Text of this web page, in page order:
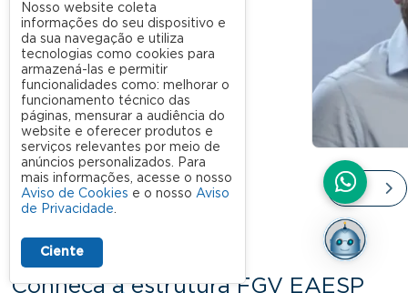
Conheça a estrutura FGV EAESP
Nosso website coleta
informações do seu dispositivo e
da sua navegação e utiliza
tecnologias como cookies para
armazená-las e permitir
funcionalidades como: melhorar o
funcionamento técnico das
páginas, mensurar a audiência do
website e oferecer produtos e
serviços relevantes por meio de
anúncios personalizados. Para
mais informações, acesse o nosso
Aviso de Cookies e o nosso Aviso
de Privacidade.
Ciente